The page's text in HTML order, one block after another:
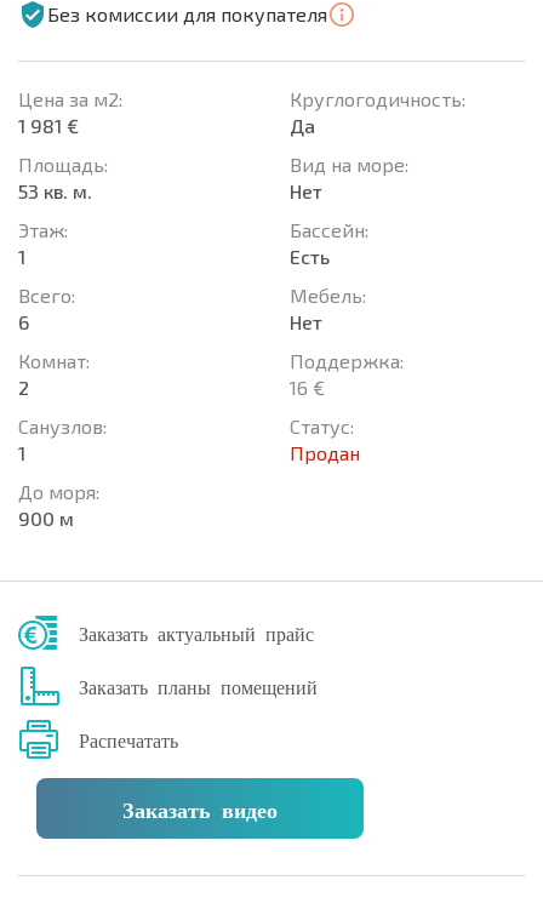
Без комиссии для покупателя
Цена за м2:
1 981 €
Площадь:
53 кв. м.
Этаж:
1
Всего:
6
Комнат:
2
Санузлов:
1
До моря:
900 м
Круглогодичность:
Да
Вид на море:
Нет
Басcейн:
Есть
Мебель:
Нет
Поддержка:
16 €
Статус:
Продан
Заказать актуальный прайс
Заказать планы помещений
Распечатать
Заказать видео